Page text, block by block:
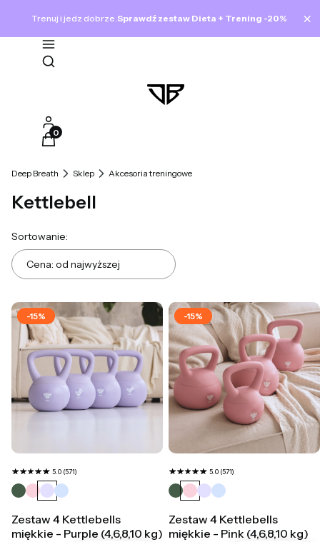
Trenuj i jedz dobrze.Sprawdź zestaw Dieta + Trening -20% ×
Otwórz wyszukiwarkę
Produkty w koszyku: 0. Zobacz szczegóły
Deep Breath Sklep Akcesoria treningowe
Kettlebell
Lista produktów
Sortowanie:
Cena: od najwyższej
-15%
5.0 (571)
Zestaw 4 Kettlebells
miękkie - Purple (4,6,8,10 kg)
-15%
5.0 (571)
Zestaw 4 Kettlebells
miękkie - Pink (4,6,8,10 kg)